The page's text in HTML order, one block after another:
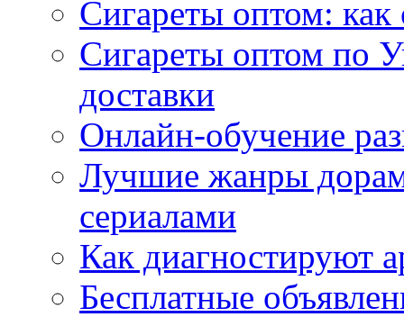
Сигареты оптом: как
Сигареты оптом по
доставки
Онлайн-обучение
Лучшие жанры дорам
сериалами
Как диагностируют
Бесплатные